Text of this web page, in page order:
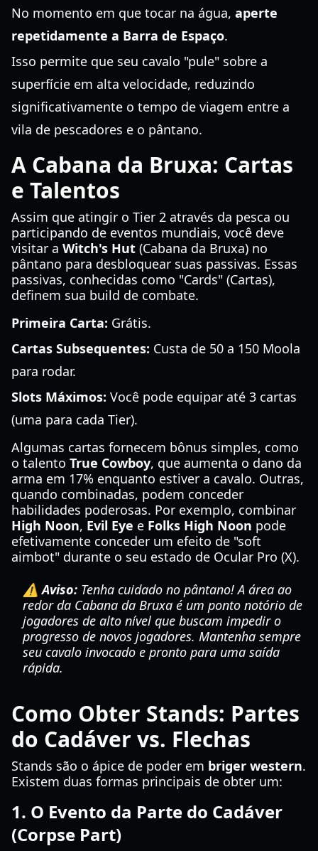
No momento em que tocar na água, aperte
repetidamente a Barra de Espaço.
Isso permite que seu cavalo "pule" sobre a
superfície em alta velocidade, reduzindo
significativamente o tempo de viagem entre a
vila de pescadores e o pântano.
A Cabana da Bruxa: Cartas
e Talentos
Assim que atingir o Tier 2 através da pesca ou
participando de eventos mundiais, você deve
visitar a Witch's Hut (Cabana da Bruxa) no
pântano para desbloquear suas passivas. Essas
passivas, conhecidas como "Cards" (Cartas),
definem sua build de combate.
Primeira Carta: Grátis.
Cartas Subsequentes: Custa de 50 a 150 Moola
para rodar.
Slots Máximos: Você pode equipar até 3 cartas
(uma para cada Tier).
Algumas cartas fornecem bônus simples, como
o talento True Cowboy, que aumenta o dano da
arma em 17% enquanto estiver a cavalo. Outras,
quando combinadas, podem conceder
habilidades poderosas. Por exemplo, combinar
High Noon, Evil Eye e Folks High Noon pode
efetivamente conceder um efeito de "soft
aimbot" durante o seu estado de Ocular Pro (X).
⚠️ Aviso: Tenha cuidado no pântano! A área ao
redor da Cabana da Bruxa é um ponto notório de
jogadores de alto nível que buscam impedir o
progresso de novos jogadores. Mantenha sempre
seu cavalo invocado e pronto para uma saída
rápida.
Como Obter Stands: Partes
do Cadáver vs. Flechas
Stands são o ápice de poder em briger western.
Existem duas formas principais de obter um:
1. O Evento da Parte do Cadáver
(Corpse Part)